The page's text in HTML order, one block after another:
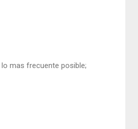
mas frecuente posible;